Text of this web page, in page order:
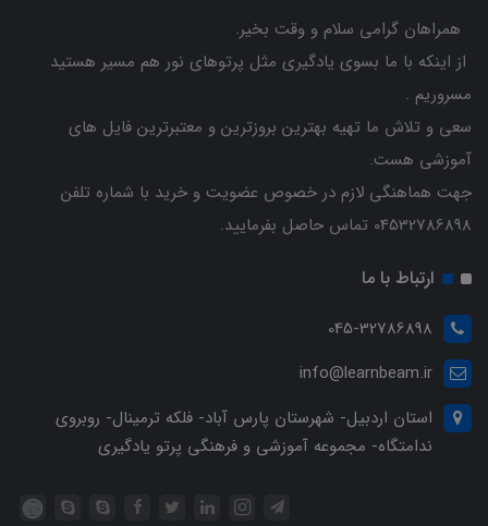
همراهان گرامی سلام و وقت بخیر.
از اینکه با ما بسوی یادگیری مثل پرتوهای نور هم مسیر هستید
مسروریم .
سعی و تلاش ما تهیه بهترین بروزترین و معتبرترین فایل های
آموزشی هست.
جهت هماهنگی لازم در خصوص عضویت و خرید با شماره تلفن
04532786898 تماس حاصل بفرمایید.
ارتباط با ما
045-32786898
info@learnbeam.ir
استان اردبیل- شهرستان پارس آباد- فلکه ترمینال- روبروی
ندامتگاه- مجموعه آموزشی و فرهنگی پرتو یادگیری